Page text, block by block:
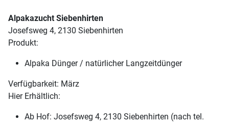
Alpakazucht Siebenhirten
Josefsweg 4, 2130 Siebenhirten
Produkt:
Alpaka Dünger / natürlicher Langzeitdünger
Verfügbarkeit: März
Hier Erhältlich:
Ab Hof: Josefsweg 4, 2130 Siebenhirten (nach tel.